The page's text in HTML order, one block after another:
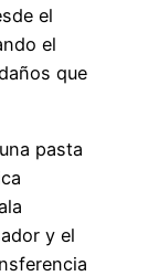
el
el
que
pasta
y el